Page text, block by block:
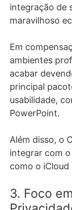
integração de
maravilhoso
Em
ambientes
acabar
principal
usabilidade,
PowerPoint.
Além disso, o
integrar com
como o iCloud
3. Foco